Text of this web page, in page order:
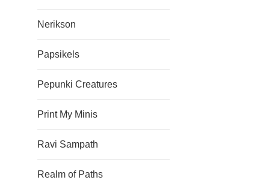
Nerikson
Papsikels
Pepunki Creatures
Print My Minis
Ravi Sampath
Realm of Paths